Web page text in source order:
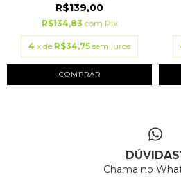
R$139,00
R$134,83 com Pix
4 x de R$34,75 sem juros
COMPRAR
Chama no